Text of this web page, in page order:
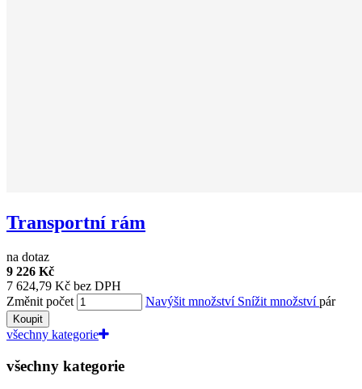
Transportní rám
na dotaz
9 226 Kč
7 624,79 Kč bez DPH
Změnit počet
Navýšit množství Snížit množstvípár
Koupit
všechny kategorie
všechny kategorie